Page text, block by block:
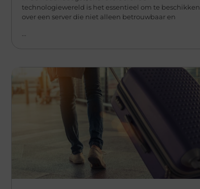
technologiewereld is het essentieel om te beschikken
over een server die niet alleen betrouwbaar en
...